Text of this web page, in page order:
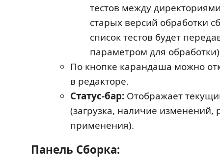
тестов между
старых версий обработки
список тестов будет
параметром для
По кнопке карандаша можно
в редакторе.
Статус-бар: Отображает
(загрузка, наличие изменений,
применения).
Панель Сборка: